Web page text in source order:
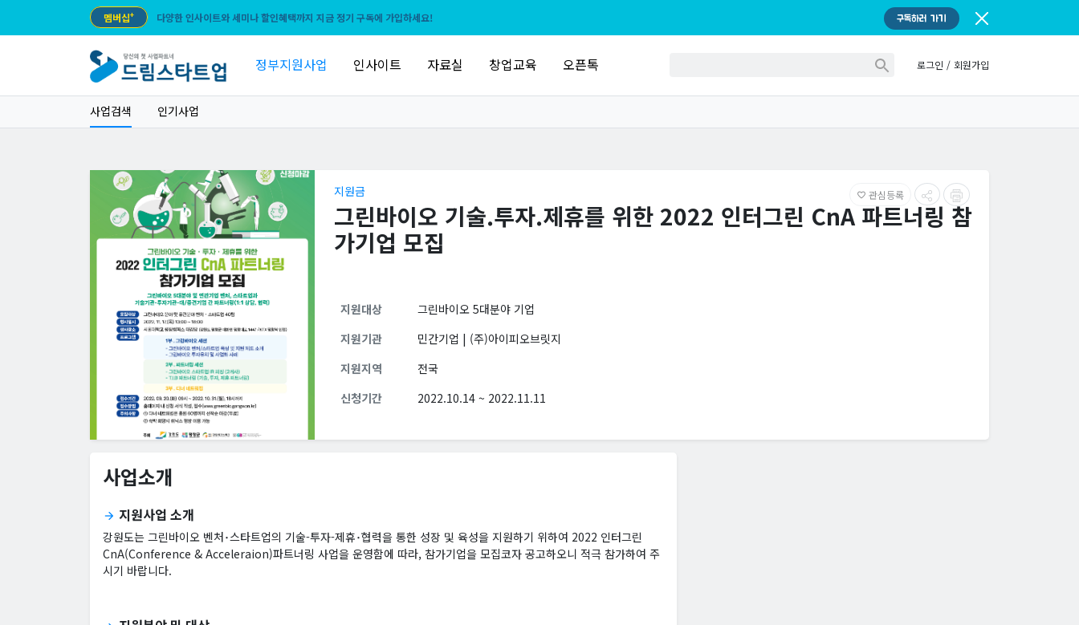
멤버십+ 다양한 인사이트와 세미나 할인혜택까지 지금 정기 구독에 가입하세요! 구독하러 가기
정부지원사업 인사이트 자료실 창업교육 오픈톡 로그인 / 회원가입
사업검색 인기사업
favorite_border 관심등록
지원금
그린바이오 기술.투자.제휴를 위한 2022 인터그린 CnA 파트너링 참
가기업 모집
지원대상
그린바이오 5대분야 기업
지원기관
민간기업 | (주)아이피오브릿지
지원지역
전국
신청기간
2022.10.14 ~ 2022.11.11
사업소개
arrow_forward 지원사업 소개
강원도는 그린바이오 벤처･스타트업의 기술-투자-제휴･협력을 통한 성장 및 육성을 지원하기 위하여 2022 인터그린
CnA(Conference & Acceleraion)파트너링 사업을 운영함에 따라, 참가기업을 모집코자 공고하오니 적극 참가하여 주
시기 바랍니다.